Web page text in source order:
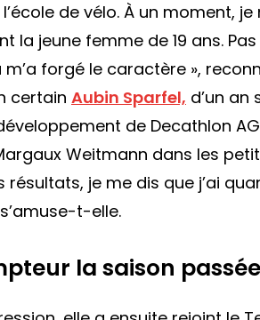
de vélo. À un moment,
la jeune femme de 19 ans.
forgé le caractère »,
certain Aubin Sparfel, d’un an
de Decathlon
Weitmann dans les
je me dis que j’ai
t-elle.
la saison passée